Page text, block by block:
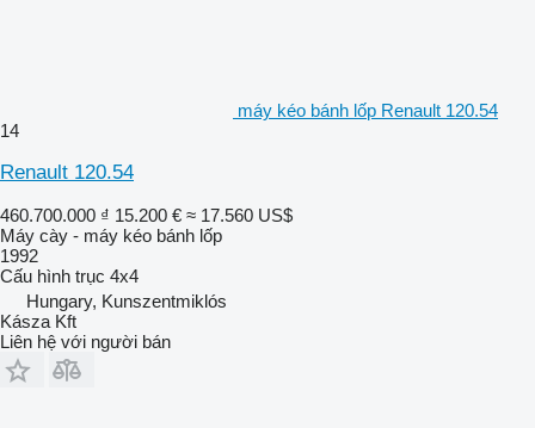
máy kéo bánh lốp Renault 120.54
14
Renault 120.54
460.700.000 ₫ 15.200 € ≈ 17.560 US$
Máy cày - máy kéo bánh lốp
1992
Cấu hình trục 4x4
Hungary, Kunszentmiklós
Kásza Kft
Liên hệ với người bán